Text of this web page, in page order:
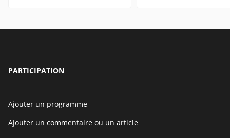
PARTICIPATION
Ajouter un programme
Ajouter un commentaire ou un article